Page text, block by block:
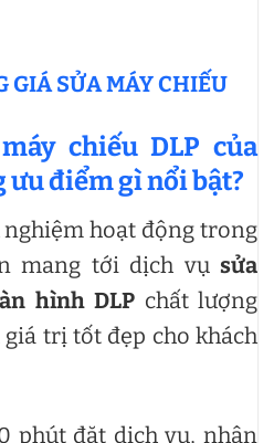
GIÁ SỬA MÁY CHIẾU
chiếu DLP của
ưu điểm gì nổi bật?
hoạt động trong
mang tới dịch vụ sửa
hình DLP chất lượng
trị tốt đẹp cho khách
phút đặt dịch vụ, nhân